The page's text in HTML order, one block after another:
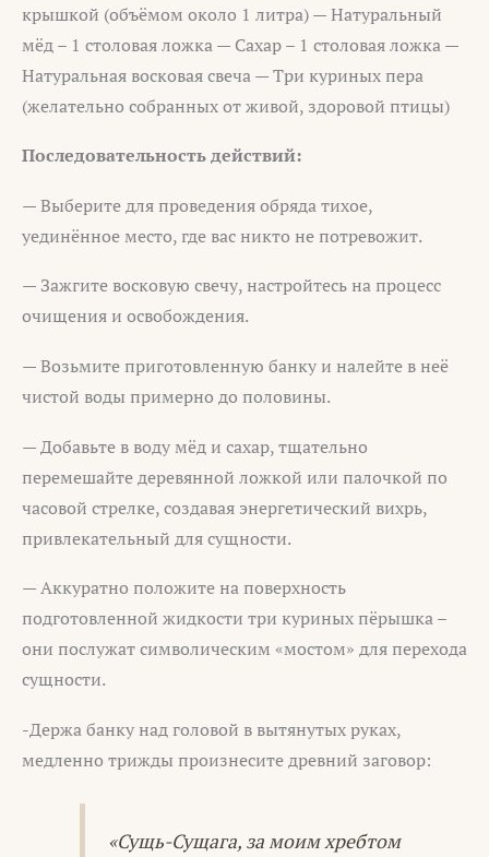
крышкой (объёмом около 1 литра) — Натуральный
мёд – 1 столовая ложка — Сахар – 1 столовая ложка —
Натуральная восковая свеча — Три куриных пера
(желательно собранных от живой, здоровой птицы)
Последовательность действий:
— Выберите для проведения обряда тихое,
уединённое место, где вас никто не потревожит.
— Зажгите восковую свечу, настройтесь на процесс
очищения и освобождения.
— Возьмите приготовленную банку и налейте в неё
чистой воды примерно до половины.
— Добавьте в воду мёд и сахар, тщательно
перемешайте деревянной ложкой или палочкой по
часовой стрелке, создавая энергетический вихрь,
привлекательный для сущности.
— Аккуратно положите на поверхность
подготовленной жидкости три куриных пёрышка –
они послужат символическим «мостом» для перехода
сущности.
-Держа банку над головой в вытянутых руках,
медленно трижды произнесите древний заговор:
«Сущь-Сущага, за моим хребтом